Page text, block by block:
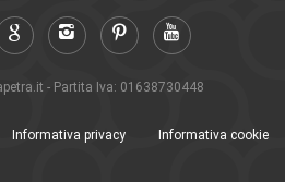
- Partita Iva: 01638730448
Informativa cookie
Informativa privacy